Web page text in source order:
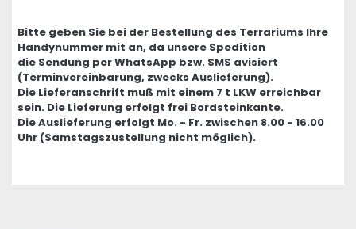
Bitte geben Sie bei der Bestellung des Terrariums Ihre
Handynummer mit an, da unsere Spedition
die Sendung per WhatsApp bzw. SMS avisiert
(Terminvereinbarung, zwecks Auslieferung).
Die Lieferanschrift muß mit einem 7 t LKW erreichbar
sein. Die Lieferung erfolgt frei Bordsteinkante.
Die Auslieferung erfolgt Mo. - Fr. zwischen 8.00 - 16.00
Uhr (Samstagszustellung nicht möglich).